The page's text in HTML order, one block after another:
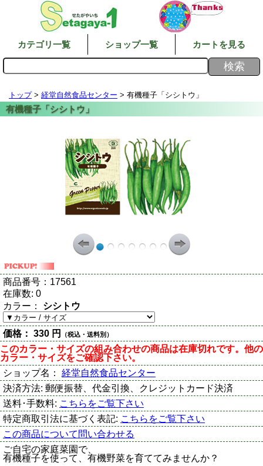
カテゴリ一覧 ショップ一覧 カートを見る
トップ> 経堂自然食品センター > 有機種子「シシトウ」
商品番号： 17561
在庫数: 0
カラー： シシトウ
価格： 330 円 （税込・送料別）
このカラー・サイズの組み合わせの商品は在庫切れです。他の
カラー・サイズをご確認下さい。
ショップ名： 経堂自然食品センター
決済方法: 郵便振替、代金引換、クレジットカード決済
送料･手数料: こちらをご覧下さい
特定商取引法に基づく表記: こちらをご覧下さい
この商品について問い合わせる
ご自宅の家庭菜園で、
有機種子を使って、有機野菜を育ててみませんか？